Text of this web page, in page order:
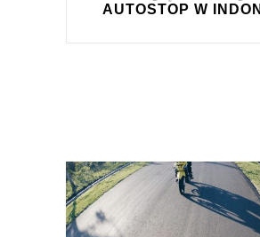
AUTOSTOP W